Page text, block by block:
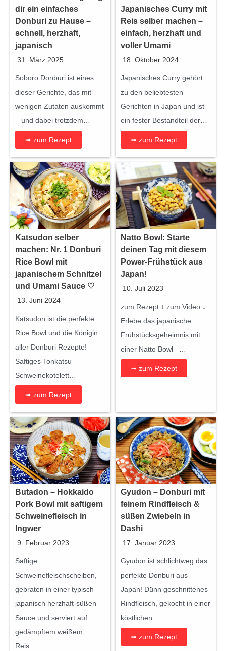
dir ein einfaches
Donburi zu Hause –
schnell, herzhaft,
japanisch
31. März 2025
Soboro Donburi ist eines
dieser Gerichte, das mit
wenigen Zutaten auskommt
– und dabei trotzdem…
➟ zum Rezept
Japanisches Curry mit
Reis selber machen –
einfach, herzhaft und
voller Umami
18. Oktober 2024
Japanisches Curry gehört
zu den beliebtesten
Gerichten in Japan und ist
ein fester Bestandteil der…
➟ zum Rezept
Katsudon selber
machen: Nr. 1 Donburi
Rice Bowl mit
japanischem Schnitzel
und Umami Sauce ♡
13. Juni 2024
Katsudon ist die perfekte
Rice Bowl und die Königin
aller Donburi Rezepte!
Saftiges Tonkatsu
Schweinekotelett…
➟ zum Rezept
Natto Bowl: Starte
deinen Tag mit diesem
Power-Frühstück aus
Japan!
10. Juli 2023
zum Rezept ↓ zum Video ↓
Erlebe das japanische
Frühstücksgeheimnis mit
einer Natto Bowl –…
➟ zum Rezept
Butadon – Hokkaido
Pork Bowl mit saftigem
Schweinefleisch in
Ingwer
9. Februar 2023
Saftige
Schweinefleischscheiben,
gebraten in einer typisch
japanisch herzhaft-süßen
Sauce und serviert auf
gedämpftem weißem
Reis….
Gyudon – Donburi mit
feinem Rindfleisch &
süßen Zwiebeln in
Dashi
17. Januar 2023
Gyudon ist schlichtweg das
perfekte Donburi aus
Japan! Dünn geschnittenes
Rindfleisch, gekocht in einer
köstlichen…
➟ zum Rezept